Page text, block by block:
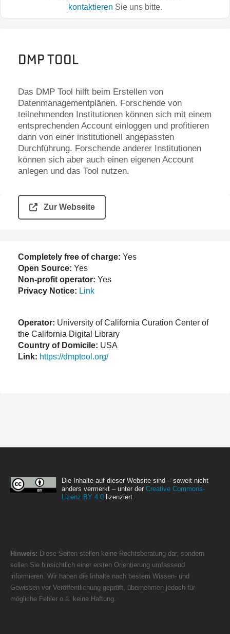
kontaktieren Sie uns bitte.
DMP Tool
Das DMP Tool hilft beim Erstellen von
Datenmanagementplänen. Forschende von
teilnehmenden Institutionen können sich mit einem
entsprechenden Account einloggen und profitieren
dann von einer institutionell angepassten
Durchführung. Forschende anderer Institutionen
können sich aber auch einen eigenen Account
anlegen und das Tool nutzen.
Zur Webseite
Completely free of charge: Yes
Open Source: Yes
Non-profit operator: Yes
Privacy Notice: Link
Operator: University of California Curation Center of
the California Digital Library
Country of Domicile: USA
Link: https://dmptool.org/
Die Inhalte auf dieser Website sind – soweit nicht
anders vermerkt – unter der Creative Commons-
Lizenz BY 4.0 lizenziert.
Hinweis: Diese Seiten stellen keine Rechtsberatung dar, sondern
sollen Sie hinsichtlich einer ersten Orientierung umfassend
informieren. Wir haben die Inhalte nach bestem Wissen- und
Gewissen vor Veröffentlichung geprüft, übernehmen jedoch für
mögliche Fehler o.ä. keine Haftung.